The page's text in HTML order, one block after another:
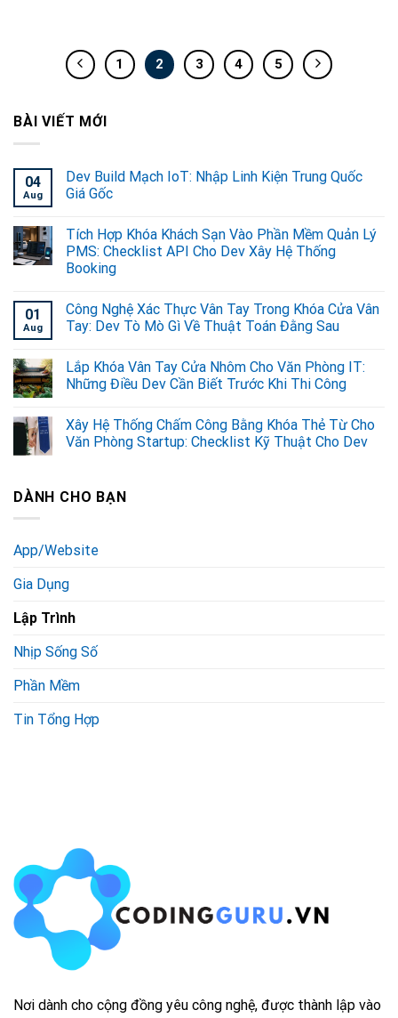
BÀI VIẾT MỚI
04
Aug
Dev Build Mạch IoT: Nhập Linh Kiện Trung Quốc
Giá Gốc
Tích Hợp Khóa Khách Sạn Vào Phần Mềm Quản Lý
PMS: Checklist API Cho Dev Xây Hệ Thống
Booking
01
Aug
Công Nghệ Xác Thực Vân Tay Trong Khóa Cửa Vân
Tay: Dev Tò Mò Gì Về Thuật Toán Đằng Sau
Lắp Khóa Vân Tay Cửa Nhôm Cho Văn Phòng IT:
Những Điều Dev Cần Biết Trước Khi Thi Công
Xây Hệ Thống Chấm Công Bằng Khóa Thẻ Từ Cho
Văn Phòng Startup: Checklist Kỹ Thuật Cho Dev
DÀNH CHO BẠN
App/Website
Gia Dụng
Lập Trình
Nhịp Sống Số
Phần Mềm
Tin Tổng Hợp
1 2 3 4 5
Nơi dành cho cộng đồng yêu công nghệ, được thành lập vào